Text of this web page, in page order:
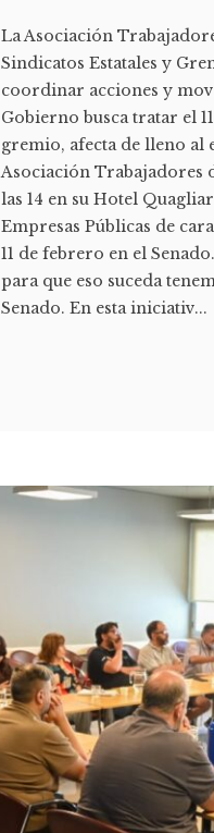
La Asociación
Sindicatos Estatales y
coordinar acciones y
Gobierno busca tratar el
gremio, afecta de lleno al
Asociación Trabajadores
las 14 en su Hotel
Empresas Públicas de
11 de febrero en el
para que eso suceda
Senado. En esta iniciativ...